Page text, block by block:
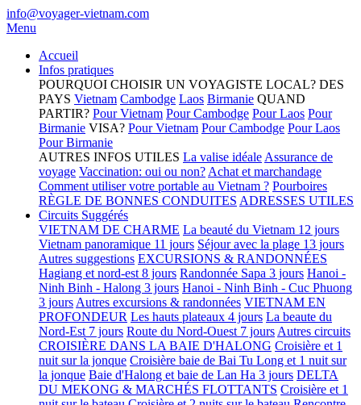
info@voyager-vietnam.com
Menu
Accueil
Infos pratiques
POURQUOI CHOISIR UN VOYAGISTE LOCAL? DES
PAYS Vietnam Cambodge Laos Birmanie QUAND
PARTIR? Pour Vietnam Pour Cambodge Pour Laos Pour
Birmanie VISA? Pour Vietnam Pour Cambodge Pour Laos
Pour Birmanie
AUTRES INFOS UTILES La valise idéale Assurance de
voyage Vaccination: oui ou non? Achat et marchandage
Comment utiliser votre portable au Vietnam ? Pourboires
RÈGLE DE BONNES CONDUITES ADRESSES UTILES
Circuits Suggérés
VIETNAM DE CHARME La beauté du Vietnam 12 jours
Vietnam panoramique 11 jours Séjour avec la plage 13 jours
Autres suggestions EXCURSIONS & RANDONNÉES
Hagiang et nord-est 8 jours Randonnée Sapa 3 jours Hanoi -
Ninh Binh - Halong 3 jours Hanoi - Ninh Binh - Cuc Phuong
3 jours Autres excursions & randonnées VIETNAM EN
PROFONDEUR Les hauts plateaux 4 jours La beaute du
Nord-Est 7 jours Route du Nord-Ouest 7 jours Autres circuits
CROISIÈRE DANS LA BAIE D'HALONG Croisière et 1
nuit sur la jonque Croisière baie de Bai Tu Long et 1 nuit sur
la jonque Baie d'Halong et baie de Lan Ha 3 jours DELTA
DU MEKONG & MARCHÉS FLOTTANTS Croisière et 1